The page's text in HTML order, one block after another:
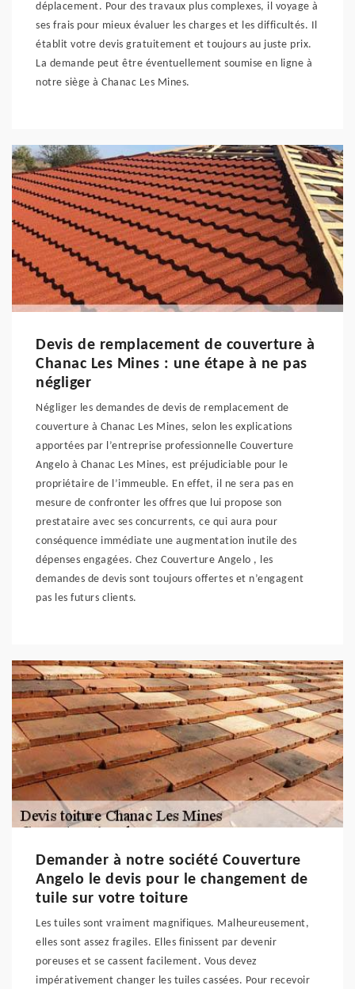
déplacement. Pour des travaux plus complexes, il voyage à
ses frais pour mieux évaluer les charges et les difficultés. Il
établit votre devis gratuitement et toujours au juste prix.
La demande peut être éventuellement soumise en ligne à
notre siège à Chanac Les Mines.
Devis de remplacement de couverture à
Chanac Les Mines : une étape à ne pas
négliger
Négliger les demandes de devis de remplacement de
couverture à Chanac Les Mines, selon les explications
apportées par l’entreprise professionnelle Couverture
Angelo à Chanac Les Mines, est préjudiciable pour le
propriétaire de l’immeuble. En effet, il ne sera pas en
mesure de confronter les offres que lui propose son
prestataire avec ses concurrents, ce qui aura pour
conséquence immédiate une augmentation inutile des
dépenses engagées. Chez Couverture Angelo , les
demandes de devis sont toujours offertes et n’engagent
pas les futurs clients.
Demander à notre société Couverture
Angelo le devis pour le changement de
tuile sur votre toiture
Les tuiles sont vraiment magnifiques. Malheureusement,
elles sont assez fragiles. Elles finissent par devenir
poreuses et se cassent facilement. Vous devez
impérativement changer les tuiles cassées. Pour recevoir